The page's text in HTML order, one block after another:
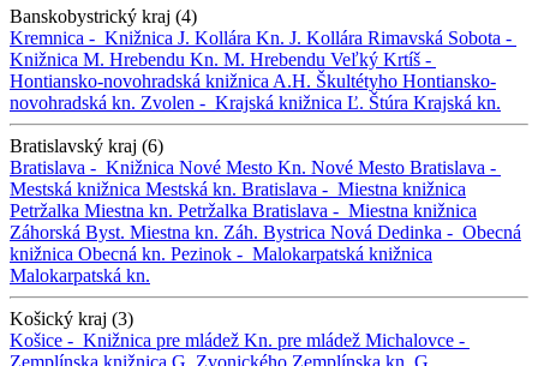
Banskobystrický kraj (4)
Kremnica - Knižnica J. Kollára Kn. J. Kollára Rimavská Sobota -
Knižnica M. Hrebendu Kn. M. Hrebendu Veľký Krtíš -
Hontiansko-novohradská knižnica A.H. Škultétyho Hontiansko-
novohradská kn. Zvolen - Krajská knižnica Ľ. Štúra Krajská kn.
Bratislavský kraj (6)
Bratislava - Knižnica Nové Mesto Kn. Nové Mesto Bratislava -
Mestská knižnica Mestská kn. Bratislava - Miestna knižnica
Petržalka Miestna kn. Petržalka Bratislava - Miestna knižnica
Záhorská Byst. Miestna kn. Záh. Bystrica Nová Dedinka - Obecná
knižnica Obecná kn. Pezinok - Malokarpatská knižnica
Malokarpatská kn.
Košický kraj (3)
Košice - Knižnica pre mládež Kn. pre mládež Michalovce -
Zemplínska knižnica G. Zvonického Zemplínska kn. G.